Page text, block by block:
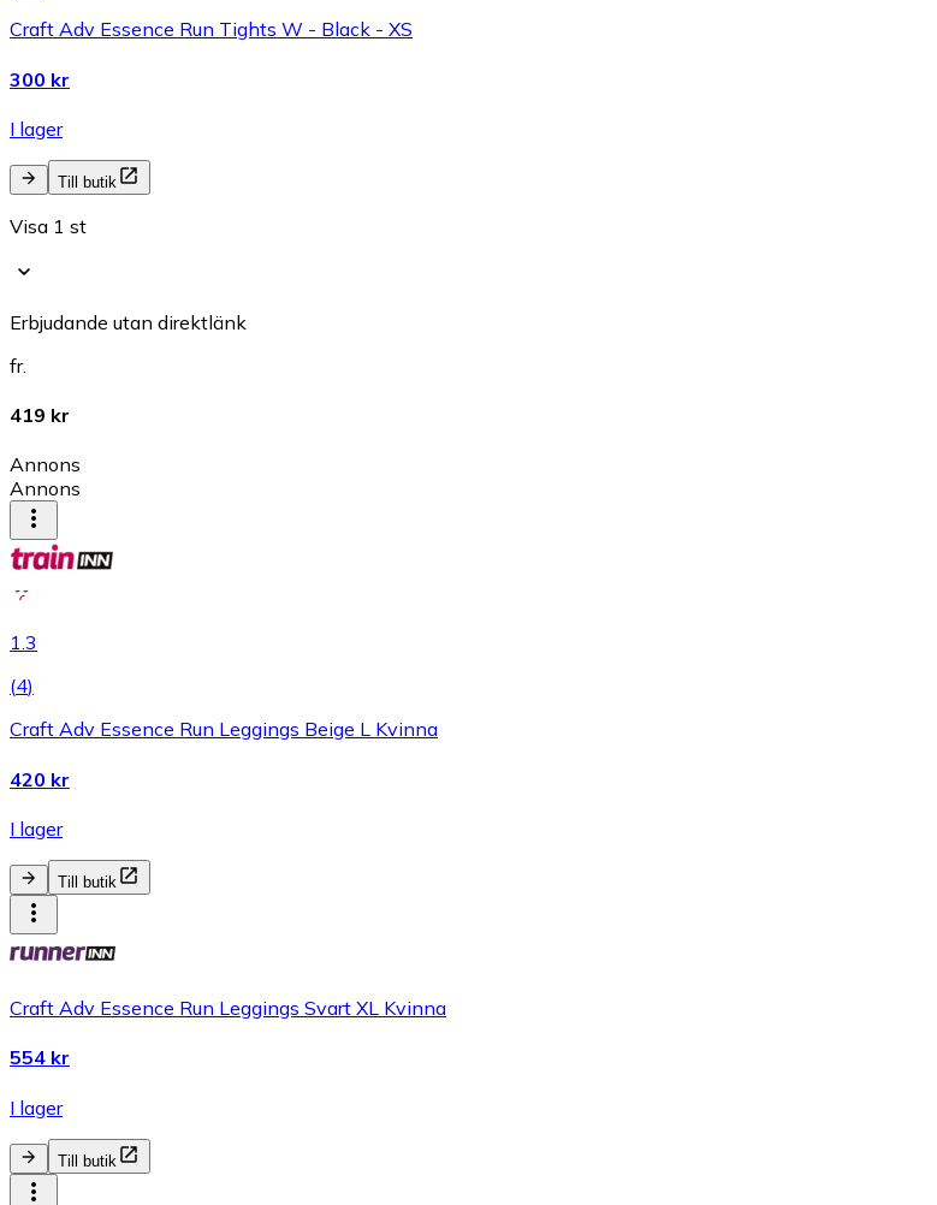
Craft Adv Essence Run Tights W - Black - XS
300 kr
I lager
Till butik
Visa 1 st
Erbjudande utan direktlänk
fr.
419 kr
Annons
Annons
1.3
(4)
Craft Adv Essence Run Leggings Beige L Kvinna
420 kr
I lager
Till butik
Craft Adv Essence Run Leggings Svart XL Kvinna
554 kr
I lager
Till butik